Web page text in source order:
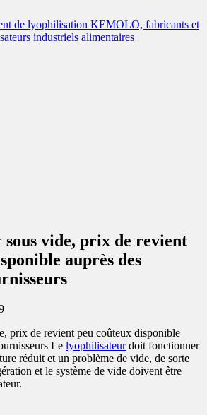
vide, prix de revient
auprès des
prix de revient peu coûteux disponible
Le lyophilisateurdoit fonctionner
réduit et un problème de vide, de sorte
et le système de vide doivent être